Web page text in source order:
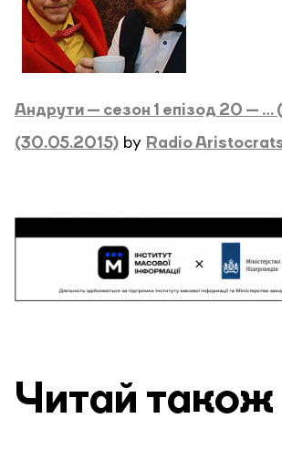
Андрути — сезон 1 епізод 20 — …
(30.05.2015) by Radio
Читай також